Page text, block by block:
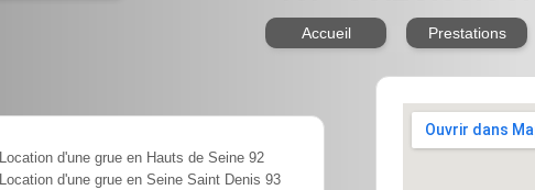
Accueil Prestations
Location d'une grue en Hauts de Seine 92
Location d'une grue en Seine Saint Denis 93